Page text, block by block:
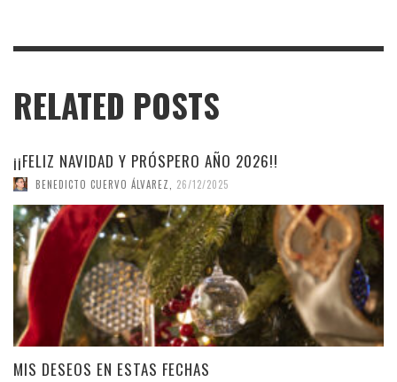
RELATED POSTS
¡¡FELIZ NAVIDAD Y PRÓSPERO AÑO 2026!!
BENEDICTO CUERVO ÁLVAREZ 26/12/2025
MIS DESEOS EN ESTAS FECHAS